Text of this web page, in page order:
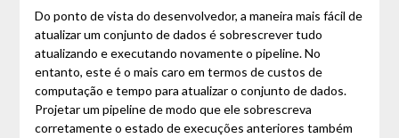
Do ponto de vista do desenvolvedor, a maneira mais fácil de
atualizar um conjunto de dados é sobrescrever tudo
atualizando e executando novamente o pipeline. No
entanto, este é o mais caro em termos de custos de
computação e tempo para atualizar o conjunto de dados.
Projetar um pipeline de modo que ele sobrescreva
corretamente o estado de execuções anteriores também